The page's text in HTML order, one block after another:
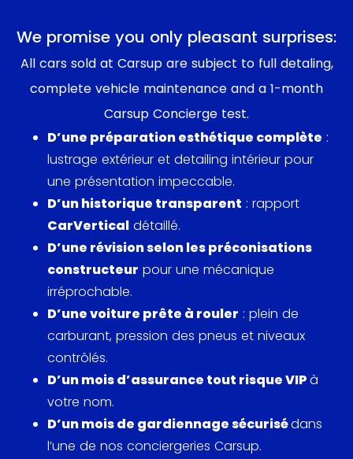
à 100 km/h en 3,9 secondes et atteint 330 km/h,
devenant l'Aston Martin de production la plus
rapide de l'époque. Le modèle bénéficie d'une
nouvelle transmission automatique à 7 rapports,
d'une suspension adaptative et de modifications
aérodynamiques en carbone.
Une version cabriolet, la V12 Vantage Roadster, est
dévoilée en 2013 avec une production limitée à 101
unités. En 2016, Aston Martin lance une version
manuelle à 7 rapports du V12 Vantage S, marquant
un retour inhabituel à la boîte manuelle. Au total,
351 exemplaires manuels ont été produits, dont 100
pour le marché américain.
We promise you only pleasant surprises:
All cars sold at Carsup are subject to full detaling,
complete vehicle maintenance and a 1-month
Carsup Concierge test.
D’une préparation esthétique complète :
lustrage extérieur et detailing intérieur pour
une présentation impeccable.
D’un historique transparent : rapport
CarVertical détaillé.
D’une révision selon les préconisations
constructeur pour une mécanique
irréprochable.
D’une voiture prête à rouler : plein de
carburant, pression des pneus et niveaux
contrôlés.
D’un mois d’assurance tout risque VIPà
votre nom.
D’un mois de gardiennage sécurisédans
l’une de nos conciergeries Carsup.